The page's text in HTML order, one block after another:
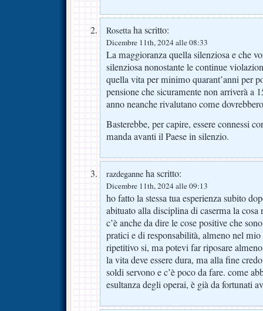
Rosettaha scritto:
Dicembre 11th, 2024 alle 08:33
La maggioranza quella silenziosa e che
silenziosa nonostante le continue
quella vita per minimo quarant’anni per
pensione che sicuramente non arriverà a
anno neanche rivalutano come
Basterebbe, per capire, essere connessi
manda avanti il Paese in silenzio.
razdeganne ha scritto:
Dicembre 11th, 2024 alle 09:13
ho fatto la stessa tua esperienza subito
abituato alla disciplina di caserma la
c’è anche da dire le cose positive che
pratici e di responsabilità, almeno nel mio
ripetitivo si, ma potevi far riposare
la vita deve essere dura, ma alla fine
soldi servono e c’è poco da fare. come
esultanza degli operai, è già da fortunati